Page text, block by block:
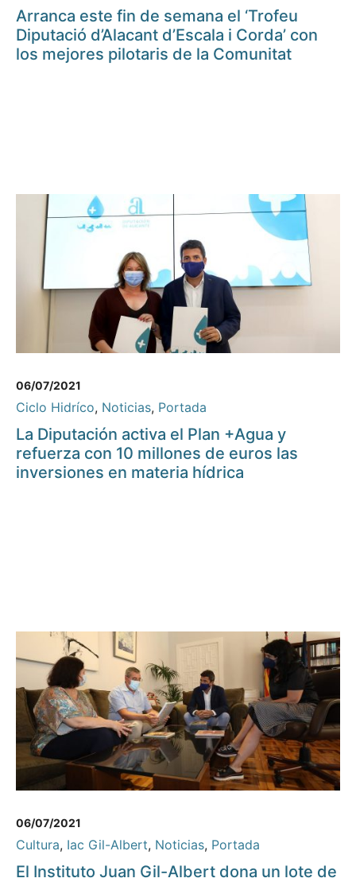
Arranca este fin de semana el ‘Trofeu
Diputació d’Alacant d’Escala i Corda’ con
los mejores pilotaris de la Comunitat
06/07/2021
Ciclo Hidríco, Noticias, Portada
La Diputación activa el Plan +Agua y
refuerza con 10 millones de euros las
inversiones en materia hídrica
06/07/2021
Cultura, Iac Gil-Albert, Noticias, Portada
El Instituto Juan Gil-Albert dona un lote de